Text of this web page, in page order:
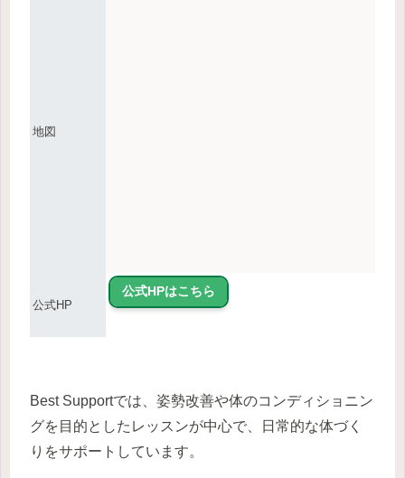
地図
公式HP
公式HPはこちら
Best Supportでは、姿勢改善や体のコンディショニン
グを目的としたレッスンが中心で、日常的な体づく
りをサポートしています。